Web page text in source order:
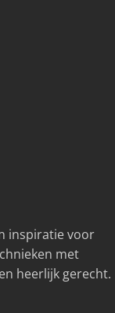
inspiratie voor
met
heerlijk gerecht.